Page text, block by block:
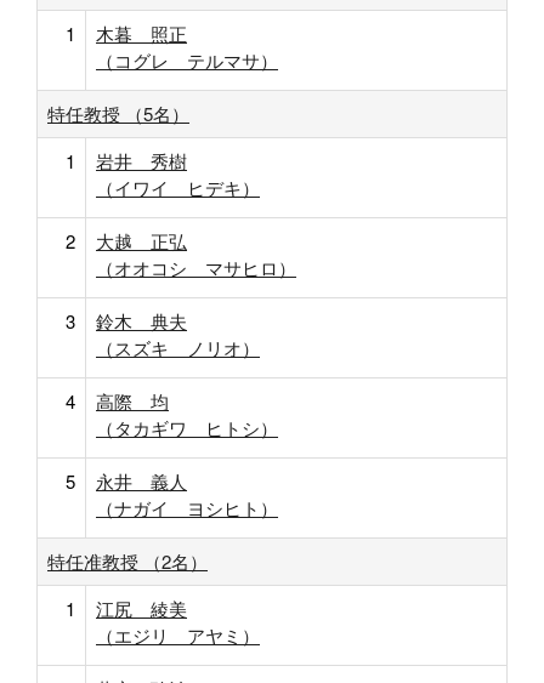
1
木暮 照正
（コグレ テルマサ）
特任教授 （5名）
1
岩井 秀樹
（イワイ ヒデキ）
2
大越 正弘
（オオコシ マサヒロ）
3
鈴木 典夫
（スズキ ノリオ）
4
高際 均
（タカギワ ヒトシ）
5
永井 義人
（ナガイ ヨシヒト）
特任准教授 （2名）
1
江尻 綾美
（エジリ アヤミ）